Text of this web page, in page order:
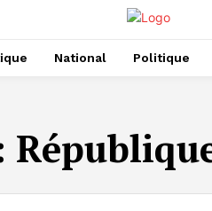
National Politique